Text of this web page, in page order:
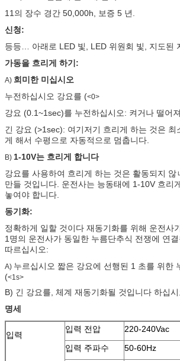
11의 장수 경간 50,000h, 보증 5 년.
신청:
등등… 아래로 LED 빛, LED 위원회 빛, 지도된
가동을 흐리게 하기:
A) 희미한 미십시오
누전하십시오 강요를 (<0>
강요 (0.1~1sec)를 누전하십시오: 켜거나 떨어
긴 강요 (>1sec): 여기저기 흐리게 하는 것은 최
게 해서 수평으로 자동적으로 멈춥니다.
B) 1-10V는 흐리게 합니다
강요를 사용하여 흐리게 하는 것은 활동되지 않
만들 것입니다. 운전사는 능동태에 1-10V 흐리
놓여야 합니다.
동기화:
정확하게 일할 것이다 재동기화를 위해 운전사
1명의 운전사가 동일한 누름단추식 전쟁에 연
따르십시오:
A) 누르십시오 짧은 강요에 선행된 1 초를 위한
(<1s>
B) 긴 강요를, 체계 재동기화될 것입니다 하십시
명세
입력
입력 전압
220-240Vac
입력 주파수
50-60Hz